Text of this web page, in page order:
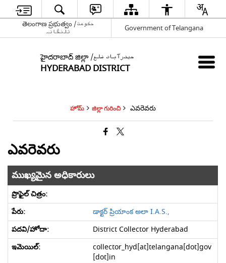
తెలంగాణ ప్రభుత్వం /حکومت
تلنگانہ
Government of Telangana
హైదరాబాద్ జిల్లా /حیدرآباد ضلع
HYDERABAD DISTRICT
హోమ్ జిల్లా గురించి ఎవరెవరు
ఎవరెవరు
ముఖ్యమైన అధికారులు
డాక్టర్ ప్రియాంక అలా I.A.S.,
District Collector Hyderabad
collector_hyd[at]telangana[dot]gov
[dot]in